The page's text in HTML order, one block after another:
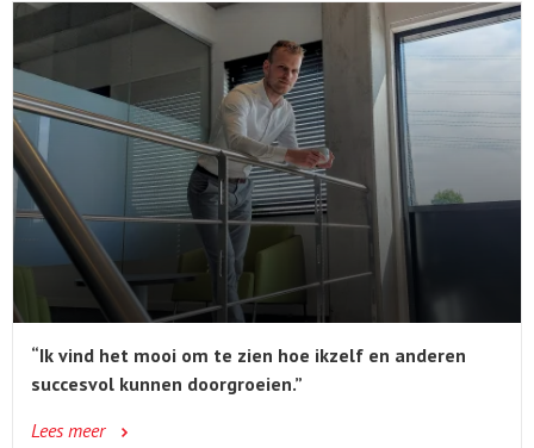
“Ik vind het mooi om te zien hoe ikzelf en anderen
succesvol kunnen doorgroeien.”
Lees meer